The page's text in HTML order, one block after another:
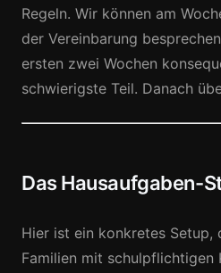
Regeln. Wir können am
der Vereinbarung
ersten zwei Wochen
schwierigste Teil. Danach
Das Hausaufgaben-
Hier ist ein konkretes Setup,
Familien mit